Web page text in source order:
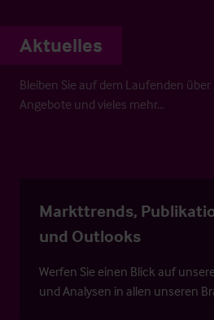
Aktuelles
Bleiben Sie auf dem Laufenden
Angebote und vieles mehr…
Markttrends,
und Outlooks
Werfen Sie einen Blick auf
und Analysen in allen unseren